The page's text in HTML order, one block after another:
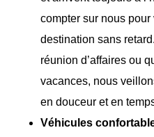
compter sur nous
destination sans
réunion d’affaires ou
vacances, nous
en douceur et en
Véhicules